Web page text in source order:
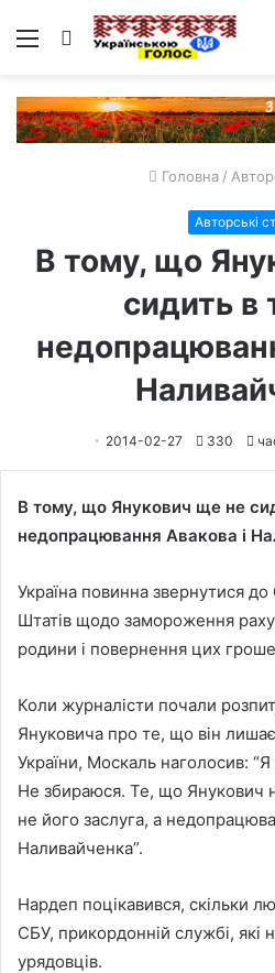
Меню Пошук
Головна /
Авторські
В тому, що
сидить в
2014-02-27 330
В тому, що Янукович ще не
недопрацювання Авакова і
Україна повинна звернутися
Штатів щодо замороження
родини і повернення цих
Коли журналісти почали
Януковича про те, що він
України, Москаль наголосив:
Не збираюся. Те, що Янукович
не його заслуга, а
Наливайченка”.
Нардеп поцікавився, скільки
СБУ, прикордонній службі, які
урядовців.